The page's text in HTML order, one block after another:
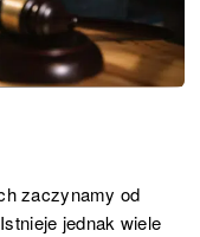
zaczynamy od
jednak wiele